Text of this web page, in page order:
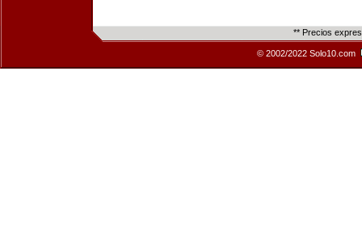
** Precios
© 2002/2022 Solo10.com